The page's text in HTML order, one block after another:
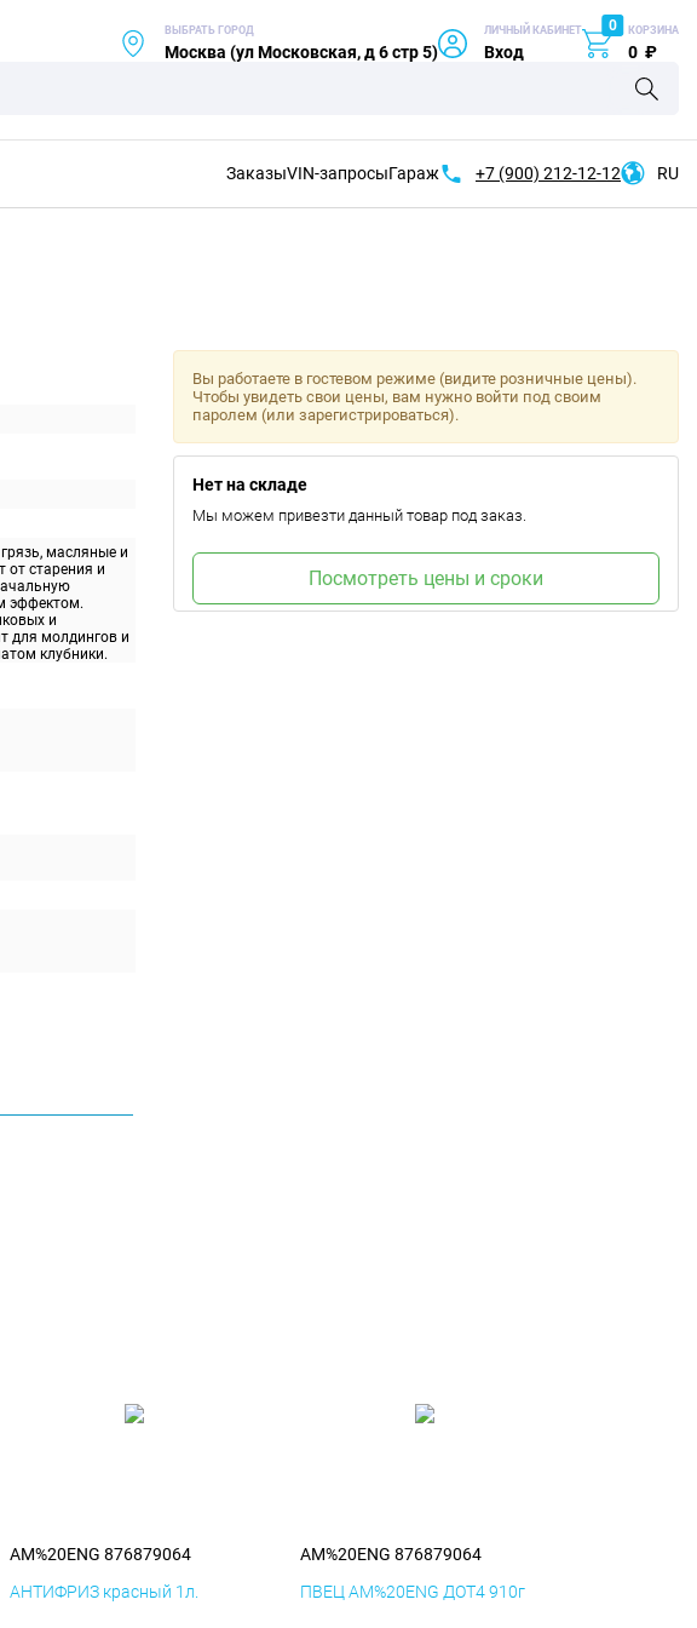
ВЫБРАТЬ ГОРОД
Москва (ул Московская, д 6 стр 5)
ЛИЧНЫЙ КАБИНЕТ
Вход
0 КОРЗИНА
0 ₽
ЗаказыVIN-запросыГараж +7 (900) 212-12-12 RU
масляные и
от старения и
эффектом.
и
для молдингов и
клубники.
Вы работаете в гостевом режиме (видите розничные цены).
Чтобы увидеть свои цены, вам нужно войти под своим
паролем (или зарегистрироваться).
Нет на складе
Мы можем привезти данный товар под заказ.
Посмотреть цены и сроки
AM%20ENG 876879064
АНТИФРИЗ красный 1л.
AM%20ENG 876879064
ПВЕЦ AM%20ENG ДОТ4 910г